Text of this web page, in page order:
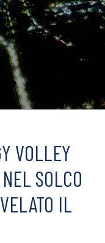
VOLLEY
SOLCO
IL